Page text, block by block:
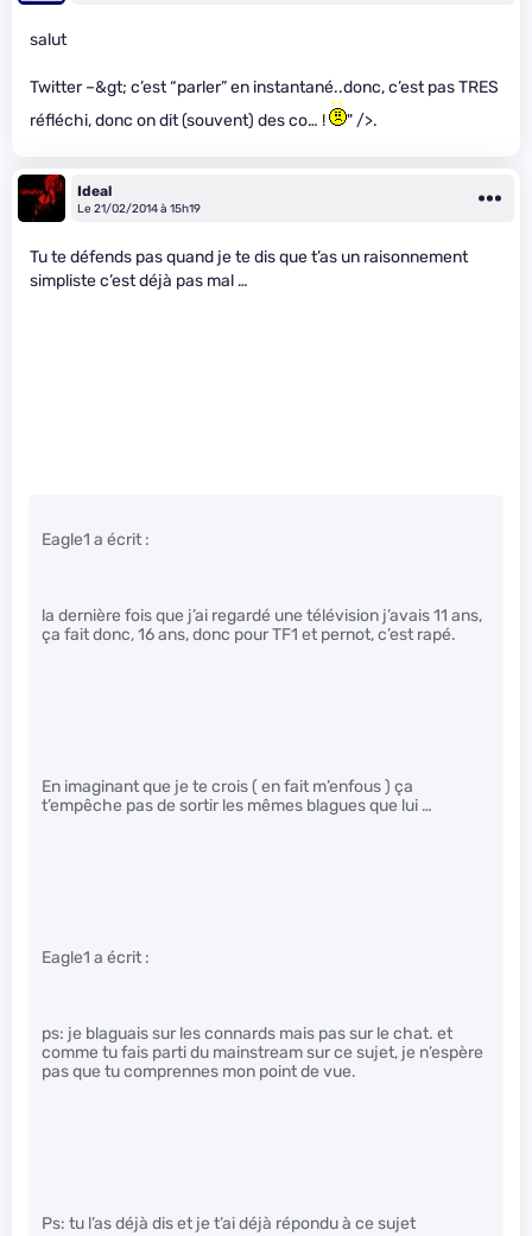
salut
Twitter –&gt; c’est “parler” en instantané..donc, c’est pas TRES
réfléchi, donc on dit (souvent) des co… !
" />.
Ideal
Le 21/02/2014 à 15h19
Tu te défends pas quand je te dis que t’as un raisonnement
simpliste c’est déjà pas mal …
Eagle1 a écrit :
la dernière fois que j’ai regardé une télévision j’avais 11 ans,
ça fait donc, 16 ans, donc pour TF1 et pernot, c’est rapé.
En imaginant que je te crois ( en fait m’enfous ) ça
t’empêche pas de sortir les mêmes blagues que lui …
Eagle1 a écrit :
ps: je blaguais sur les connards mais pas sur le chat. et
comme tu fais parti du mainstream sur ce sujet, je n’espère
pas que tu comprennes mon point de vue.
Ps: tu l’as déjà dis et je t’ai déjà répondu à ce sujet